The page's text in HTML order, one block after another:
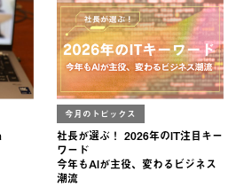
今月のトピックス
社長が選ぶ！ 2026年のIT注目キー
ワード
今年もAIが主役、変わるビジネス
潮流